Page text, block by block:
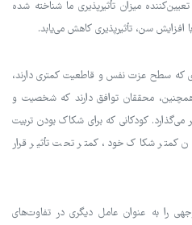
میزان تأثیرپذیری ما شناخته شده
سن، تأثیرپذیری کاهش می‌یابد.
که سطح عزت نفس و قاطعیت کمتری دارند،
همچنین، محققان توافق دارند که شخصیت و
می‌گذارد. کودکانی که برای شکاک بودن تربیت
کمتر شکاک خود، کمتر تحت تأثیر قرار
را به عنوان عامل دیگری در تفاوت‌های